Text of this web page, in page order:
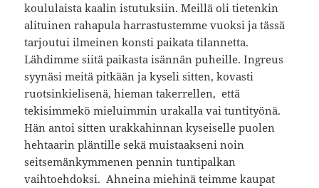
koululaista kaalin istutuksiin. Meillä oli tietenkin
alituinen rahapula harrastustemme vuoksi ja tässä
tarjoutui ilmeinen konsti paikata tilannetta.
Lähdimme siitä paikasta isännän puheille. Ingreus
syynäsi meitä pitkään ja kyseli sitten, kovasti
ruotsinkielisenä, hieman takerrellen, että
tekisimmekö mieluimmin urakalla vai tuntityönä.
Hän antoi sitten urakkahinnan kyseiselle puolen
hehtaarin pläntille sekä muistaakseni noin
seitsemänkymmenen pennin tuntipalkan
vaihtoehdoksi. Ahneina miehinä teimme kaupat